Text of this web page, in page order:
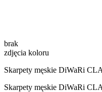
brak
zdjęcia koloru
Skarpety męskie DiWaRi
Skarpety męskie DiWaRi